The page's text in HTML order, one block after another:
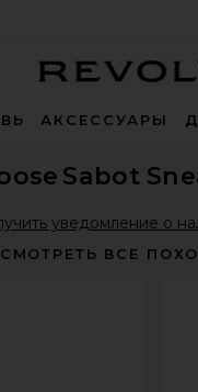
АКСЕССУАРЫ
Sabot
уведомление о
ВСЕ